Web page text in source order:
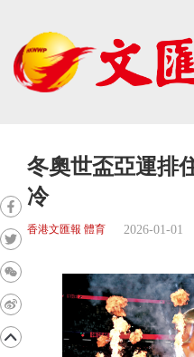
冬奧世盃亞運排
冷
香港文匯報 體育 2026-01-01